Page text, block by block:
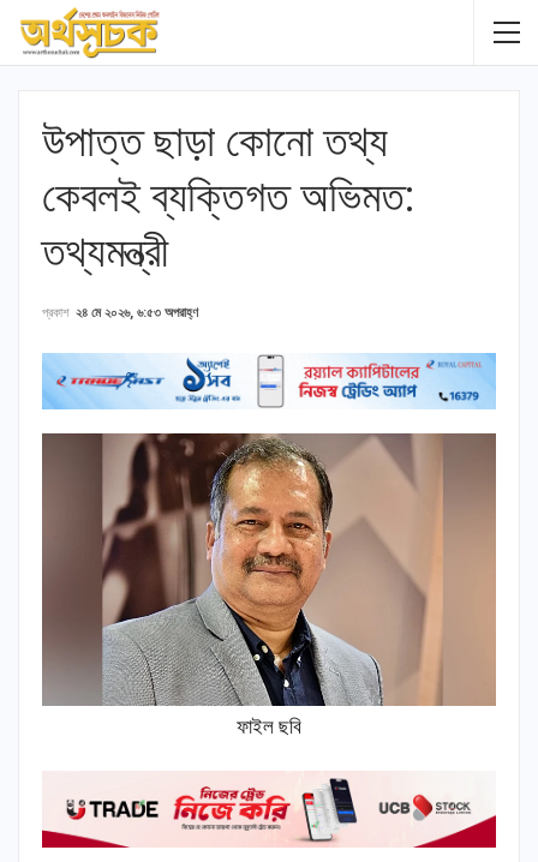
উপাত্ত ছাড়া কোনো তথ্য
কেবলই ব্যক্তিগত অভিমত:
তথ্যমন্ত্রী
প্রকাশ ২৪ মে ২০২৬, ৬:৫৩ অপরাহ্ণ
ফাইল ছবি